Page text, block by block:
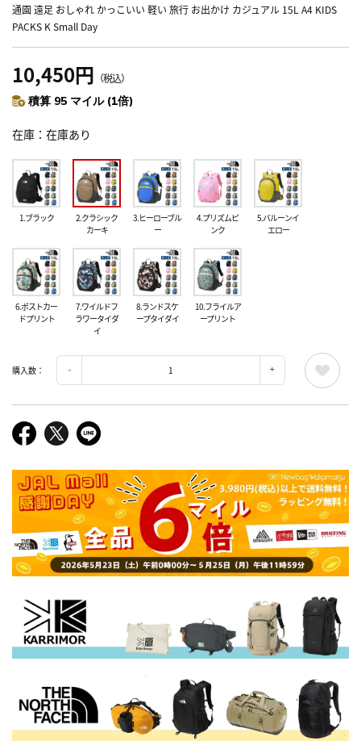
通園 遠足 おしゃれ かっこいい 軽い 旅行 お出かけ カジュアル 15L A4 KIDS
PACKS K Small Day
10,450円 （税込）
積算 95 マイル (1倍)
在庫 在庫あり
1.ブラック
2.クラシック
カーキ
3.ヒーローブル
ー
4.プリズムピ
ンク
5.バルーンイ
エロー
6.ポストカー
ドプリント
7.ワイルドフ
ラワータイダ
イ
8.ランドスケ
ープタイダイ
10.フライルア
ープリント
購入数：